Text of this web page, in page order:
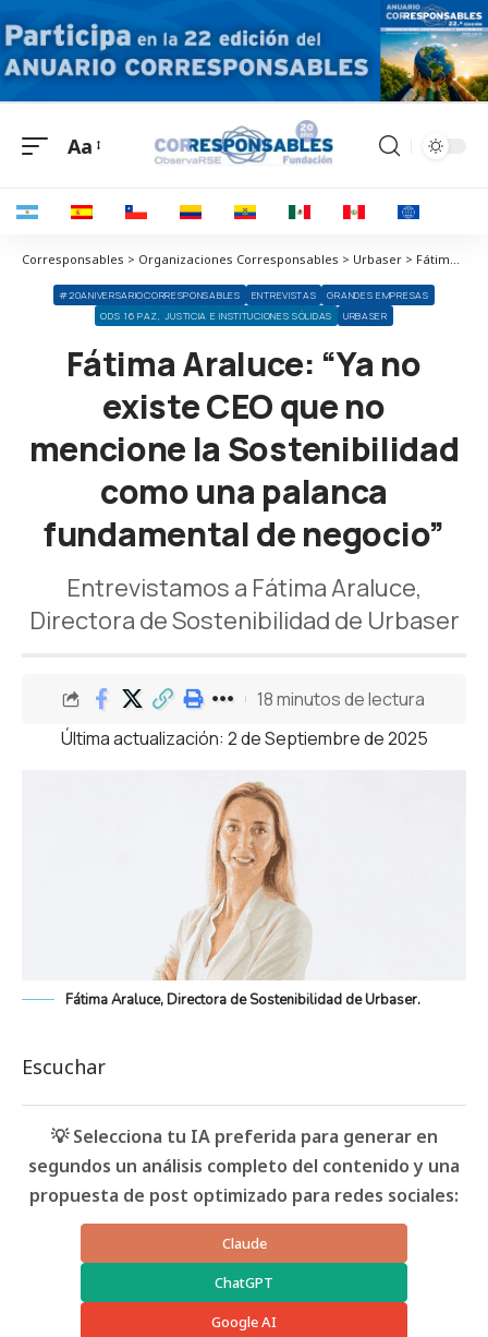
Aa
Corresponsables > Organizaciones Corresponsables > Urbaser > Fátima Araluce: “Ya no existe CEO que no mencione la Sostenibilidad como una palanca fundamental de negocio”
#20ANIVERSARIOCORRESPONSABLES ENTREVISTAS
GRANDES EMPRESAS
ODS 16 PAZ, JUSTICIA E INSTITUCIONES SÓLIDAS
URBASER
Fátima Araluce: “Ya no
existe CEO que no
mencione la Sostenibilidad
como una palanca
fundamental de negocio”
Entrevistamos a Fátima Araluce,
Directora de Sostenibilidad de Urbaser
Última actualización: 2 de Septiembre de 2025
18 minutos de lectura
Fátima Araluce, Directora de Sostenibilidad de Urbaser.
Escuchar
💡 Selecciona tu IA preferida para generar en
segundos un análisis completo del contenido y una
propuesta de post optimizado para redes sociales:
Claude
ChatGPT
Google AI